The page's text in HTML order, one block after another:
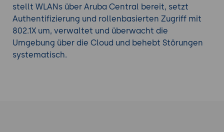
stellt WLANs über Aruba Central bereit, setzt
Authentifizierung und rollenbasierten Zugriff mit
802.1X um, verwaltet und überwacht die
Umgebung über die Cloud und behebt Störungen
systematisch.